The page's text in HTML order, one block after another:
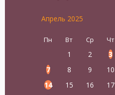
Апрель 2025
Пн Вт Ср Чт
1 2 3
7
8 9 10
14
15 16 17